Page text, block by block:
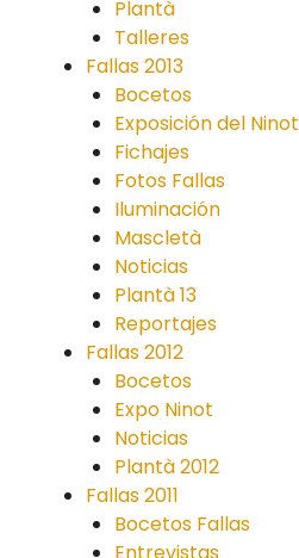
Plantà
Talleres
Fallas 2013
Bocetos
Exposición del Ninot
Fichajes
Fotos Fallas
Iluminación
Mascletà
Noticias
Plantà 13
Reportajes
Fallas 2012
Bocetos
Expo Ninot
Noticias
Plantà 2012
Fallas 2011
Bocetos Fallas